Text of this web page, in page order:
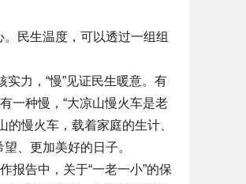
民生温度，可以透过一组组
力，“慢”见证民生暖意。有
一种慢，“大凉山慢火车是老
的慢火车，载着家庭的生计、
、更加美好的日子。
告中，关于“一老一小”的保